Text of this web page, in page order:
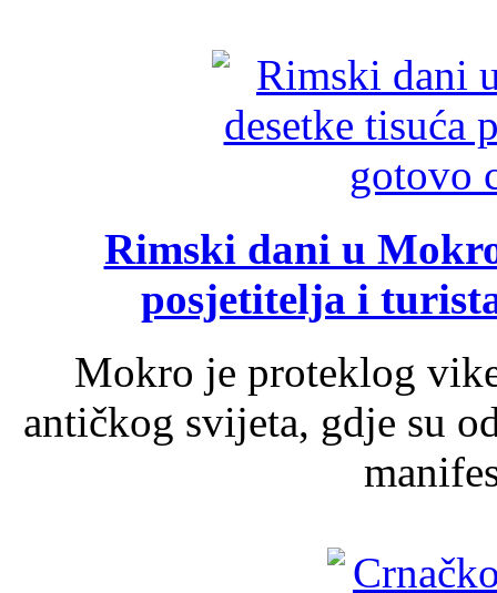
Rimski dani u
posjetitelja i
Mokro je proteklog
antičkog svijeta, gdje su